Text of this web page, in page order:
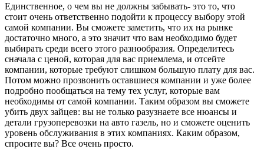
Единственное, о чем вы не должны забывать- это то, что
стоит очень ответственно подойти к процессу выбору этой
самой компании. Вы сможете заметить, что их на рынке
достаточно много, а это значит что вам необходимо будет
выбирать среди всего этого разнообразия. Определитесь
сначала с ценой, которая для вас приемлема, и отсейте
компании, которые требуют слишком большую плату для вас.
Потом можно прозвонить оставшиеся компании и уже более
подробно пообщаться на тему тех услуг, которые вам
необходимы от самой компании. Таким образом вы сможете
убить двух зайцев: вы не только разузнаете все нюансы и
детали грузоперевозки на авто газель, но и сможете оценить
уровень обслуживания в этих компаниях. Каким образом,
спросите вы? Все очень просто.